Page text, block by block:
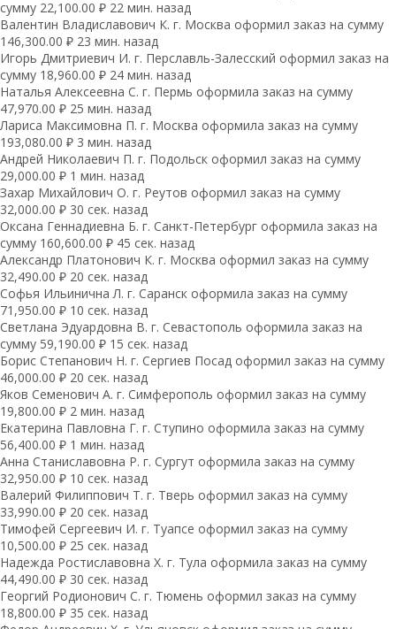
сумму 22,100.00 ₽ 22 мин. назад
Валентин Владиславович К. г. Москва оформил заказ на сумму
146,300.00 ₽ 23 мин. назад
Игорь Дмитриевич И. г. Перславль-Залесский оформил заказ на
сумму 18,960.00 ₽ 24 мин. назад
Наталья Алексеевна С. г. Пермь оформила заказ на сумму
47,970.00 ₽ 25 мин. назад
Лариса Максимовна П. г. Москва оформила заказ на сумму
193,080.00 ₽ 3 мин. назад
Андрей Николаевич П. г. Подольск оформил заказ на сумму
29,000.00 ₽ 1 мин. назад
Захар Михайлович О. г. Реутов оформил заказ на сумму
32,000.00 ₽ 30 сек. назад
Оксана Геннадиевна Б. г. Санкт-Петербург оформила заказ на
сумму 160,600.00 ₽ 45 сек. назад
Александр Платонович К. г. Москва оформил заказ на сумму
32,490.00 ₽ 20 сек. назад
Софья Ильинична Л. г. Саранск оформила заказ на сумму
71,950.00 ₽ 10 сек. назад
Светлана Эдуардовна В. г. Севастополь оформила заказ на
сумму 59,190.00 ₽ 15 сек. назад
Борис Степанович Н. г. Сергиев Посад оформил заказ на сумму
46,000.00 ₽ 20 сек. назад
Яков Семенович А. г. Симферополь оформил заказ на сумму
19,800.00 ₽ 2 мин. назад
Екатерина Павловна Г. г. Ступино оформила заказ на сумму
56,400.00 ₽ 1 мин. назад
Анна Станиславовна Р. г. Сургут оформила заказ на сумму
32,950.00 ₽ 10 сек. назад
Валерий Филиппович Т. г. Тверь оформил заказ на сумму
33,990.00 ₽ 20 сек. назад
Тимофей Сергеевич И. г. Туапсе оформил заказ на сумму
10,500.00 ₽ 25 сек. назад
Надежда Ростиславовна Х. г. Тула оформила заказ на сумму
44,490.00 ₽ 30 сек. назад
Георгий Родионович С. г. Тюмень оформил заказ на сумму
18,800.00 ₽ 35 сек. назад